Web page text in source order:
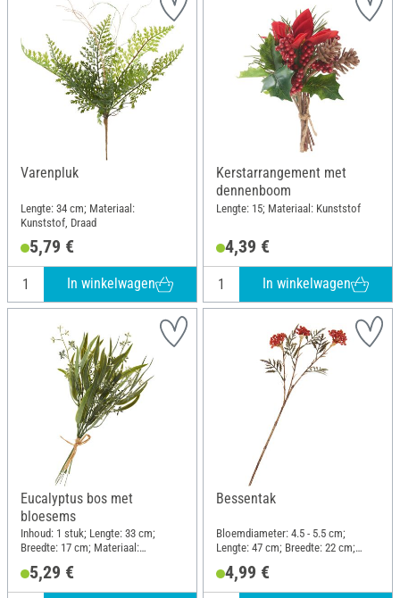
Varenpluk
Lengte: 34 cm; Materiaal:
Kunststof, Draad
5,79 €
In winkelwagen
Kerstarrangement met
dennenboom
Lengte: 15; Materiaal: Kunststof
4,39 €
In winkelwagen
Eucalyptus bos met
bloesems
Inhoud: 1 stuk; Lengte: 33 cm;
Breedte: 17 cm; Materiaal:
5,29 €
Bessentak
Bloemdiameter: 4.5 - 5.5 cm;
Lengte: 47 cm; Breedte: 22 cm;
4,99 €